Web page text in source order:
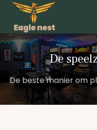
De
De beste manier om